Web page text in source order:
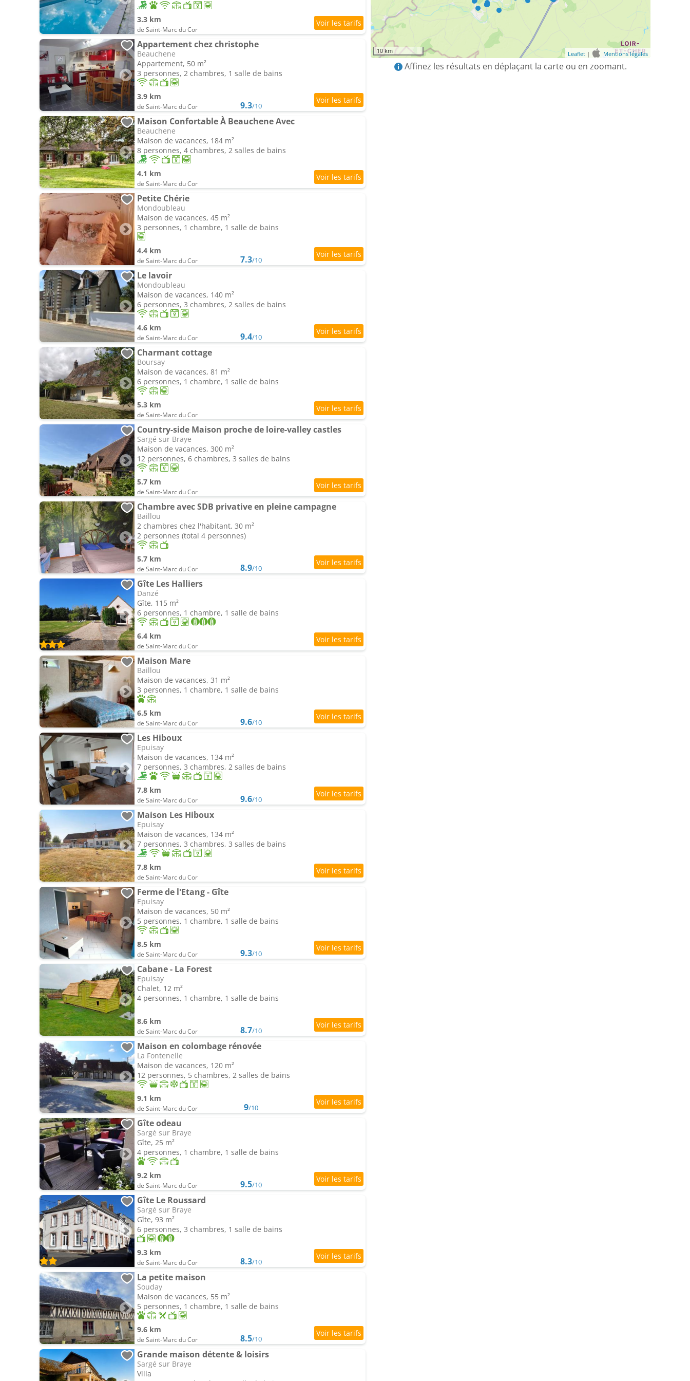
3.3 km
de Saint-Marc du Cor
Appartement chez christophe
Beauchene
Appartement, 50 m²
3 personnes, 2 chambres, 1 salle de bains
3.9 km
de Saint-Marc du Cor 9.3/10
Maison Confortable À Beauchene Avec
Beauchene
Maison de vacances, 184 m²
8 personnes, 4 chambres, 2 salles de bains
4.1 km
de Saint-Marc du Cor
Petite Chérie
Mondoubleau
Maison de vacances, 45 m²
3 personnes, 1 chambre, 1 salle de bains
4.4 km
de Saint-Marc du Cor 7.3/10
Le lavoir
Mondoubleau
Maison de vacances, 140 m²
6 personnes, 3 chambres, 2 salles de bains
4.6 km
de Saint-Marc du Cor 9.4/10
Charmant cottage
Boursay
Maison de vacances, 81 m²
6 personnes, 1 chambre, 1 salle de bains
5.3 km
de Saint-Marc du Cor
Country-side Maison proche de loire-valley castles
Sargé sur Braye
Maison de vacances, 300 m²
12 personnes, 6 chambres, 3 salles de bains
5.7 km
de Saint-Marc du Cor
Chambre avec SDB privative en pleine campagne
Baillou
2 chambres chez l'habitant, 30 m²
2 personnes (total 4 personnes)
5.7 km
de Saint-Marc du Cor 8.9/10
Gîte Les Halliers
Danzé
Gîte, 115 m²
6 personnes, 1 chambre, 1 salle de bains
6.4 km
de Saint-Marc du Cor
Maison Mare
Baillou
Maison de vacances, 31 m²
3 personnes, 1 chambre, 1 salle de bains
6.5 km
de Saint-Marc du Cor 9.6/10
Les Hiboux
Epuisay
Maison de vacances, 134 m²
7 personnes, 3 chambres, 2 salles de bains
7.8 km
de Saint-Marc du Cor 9.6/10
Maison Les Hiboux
Epuisay
Maison de vacances, 134 m²
7 personnes, 3 chambres, 3 salles de bains
7.8 km
de Saint-Marc du Cor
Ferme de l'Etang - Gîte
Epuisay
Maison de vacances, 50 m²
5 personnes, 1 chambre, 1 salle de bains
8.5 km
de Saint-Marc du Cor 9.3/10
Cabane - La Forest
Epuisay
Chalet, 12 m²
4 personnes, 1 chambre, 1 salle de bains
8.6 km
de Saint-Marc du Cor 8.7/10
Maison en colombage rénovée
La Fontenelle
Maison de vacances, 120 m²
12 personnes, 5 chambres, 2 salles de bains
9.1 km
de Saint-Marc du Cor 9/10
Gîte odeau
Sargé sur Braye
Gîte, 25 m²
4 personnes, 1 chambre, 1 salle de bains
9.2 km
de Saint-Marc du Cor 9.5/10
Gîte Le Roussard
Sargé sur Braye
Gîte, 93 m²
6 personnes, 3 chambres, 1 salle de bains
9.3 km
de Saint-Marc du Cor 8.3/10
La petite maison
Souday
Maison de vacances, 55 m²
5 personnes, 1 chambre, 1 salle de bains
9.6 km
de Saint-Marc du Cor 8.5/10
Grande maison détente & loisirs
Sargé sur Braye
Villa
10 km Leaflet | Mentions légales
Affinez les résultats en déplaçant la carte ou en zoomant.